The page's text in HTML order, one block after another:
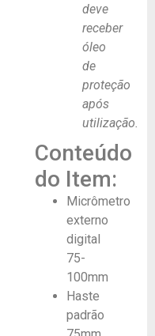
deve
receber
óleo
de
proteção
após
utilização.
Conteúdo
do Item:
Micrômetro
externo
digital
75-
100mm
Haste
padrão